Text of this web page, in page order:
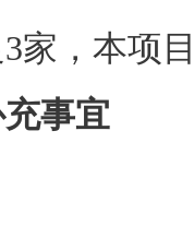
家，本项
事宜